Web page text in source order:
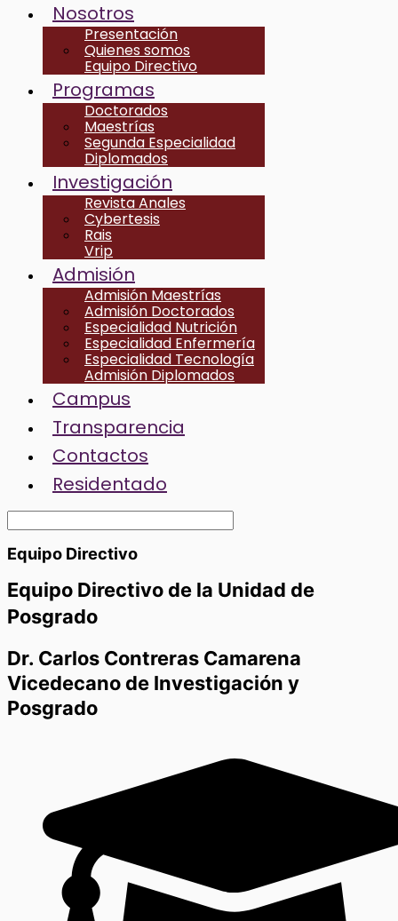
Nosotros
Presentación
Quienes somos
Equipo Directivo
Programas
Doctorados
Maestrías
Segunda Especialidad
Diplomados
Investigación
Revista Anales
Cybertesis
Rais
Vrip
Admisión
Admisión Maestrías
Admisión Doctorados
Especialidad Nutrición
Especialidad Enfermería
Especialidad Tecnología
Admisión Diplomados
Campus
Transparencia
Contactos
Residentado
Equipo Directivo
Equipo Directivo de la Unidad de
Posgrado
Dr. Carlos Contreras Camarena
Vicedecano de Investigación y
Posgrado